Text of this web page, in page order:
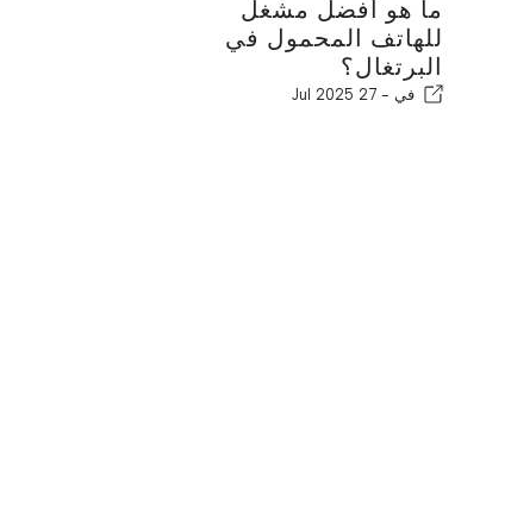
ما هو أفضل مشغل
للهاتف المحمول في
البرتغال؟
في - 27 Jul 2025